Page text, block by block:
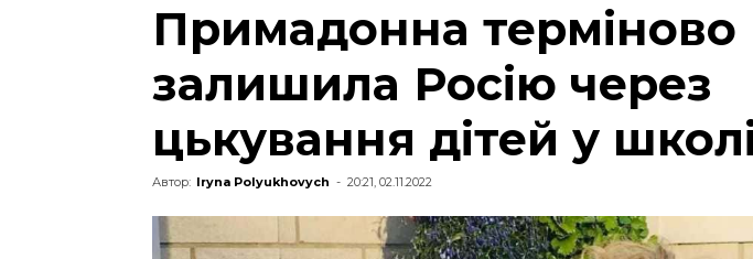
Примадонна терміново
залишила Росію через
цькування дітей у
Автор: Iryna Polyukhovych - 20:21, 02.11.2022